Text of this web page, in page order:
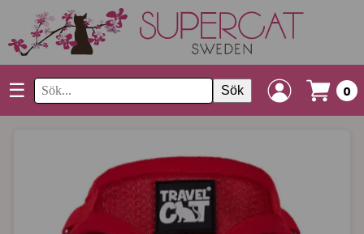
☰ Sök 0